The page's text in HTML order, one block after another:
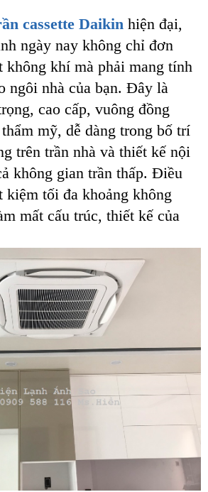
cassette Daikin hiện đại,
ngày nay không chỉ đơn
không khí mà phải mang tính
ngôi nhà của bạn. Đây là
cao cấp, vuông đồng
mỹ, dễ dàng trong bố trí
trên trần nhà và thiết kế nội
không gian trần thấp. Điều
kiệm tối đa khoảng không
mất cấu trúc, thiết kế của